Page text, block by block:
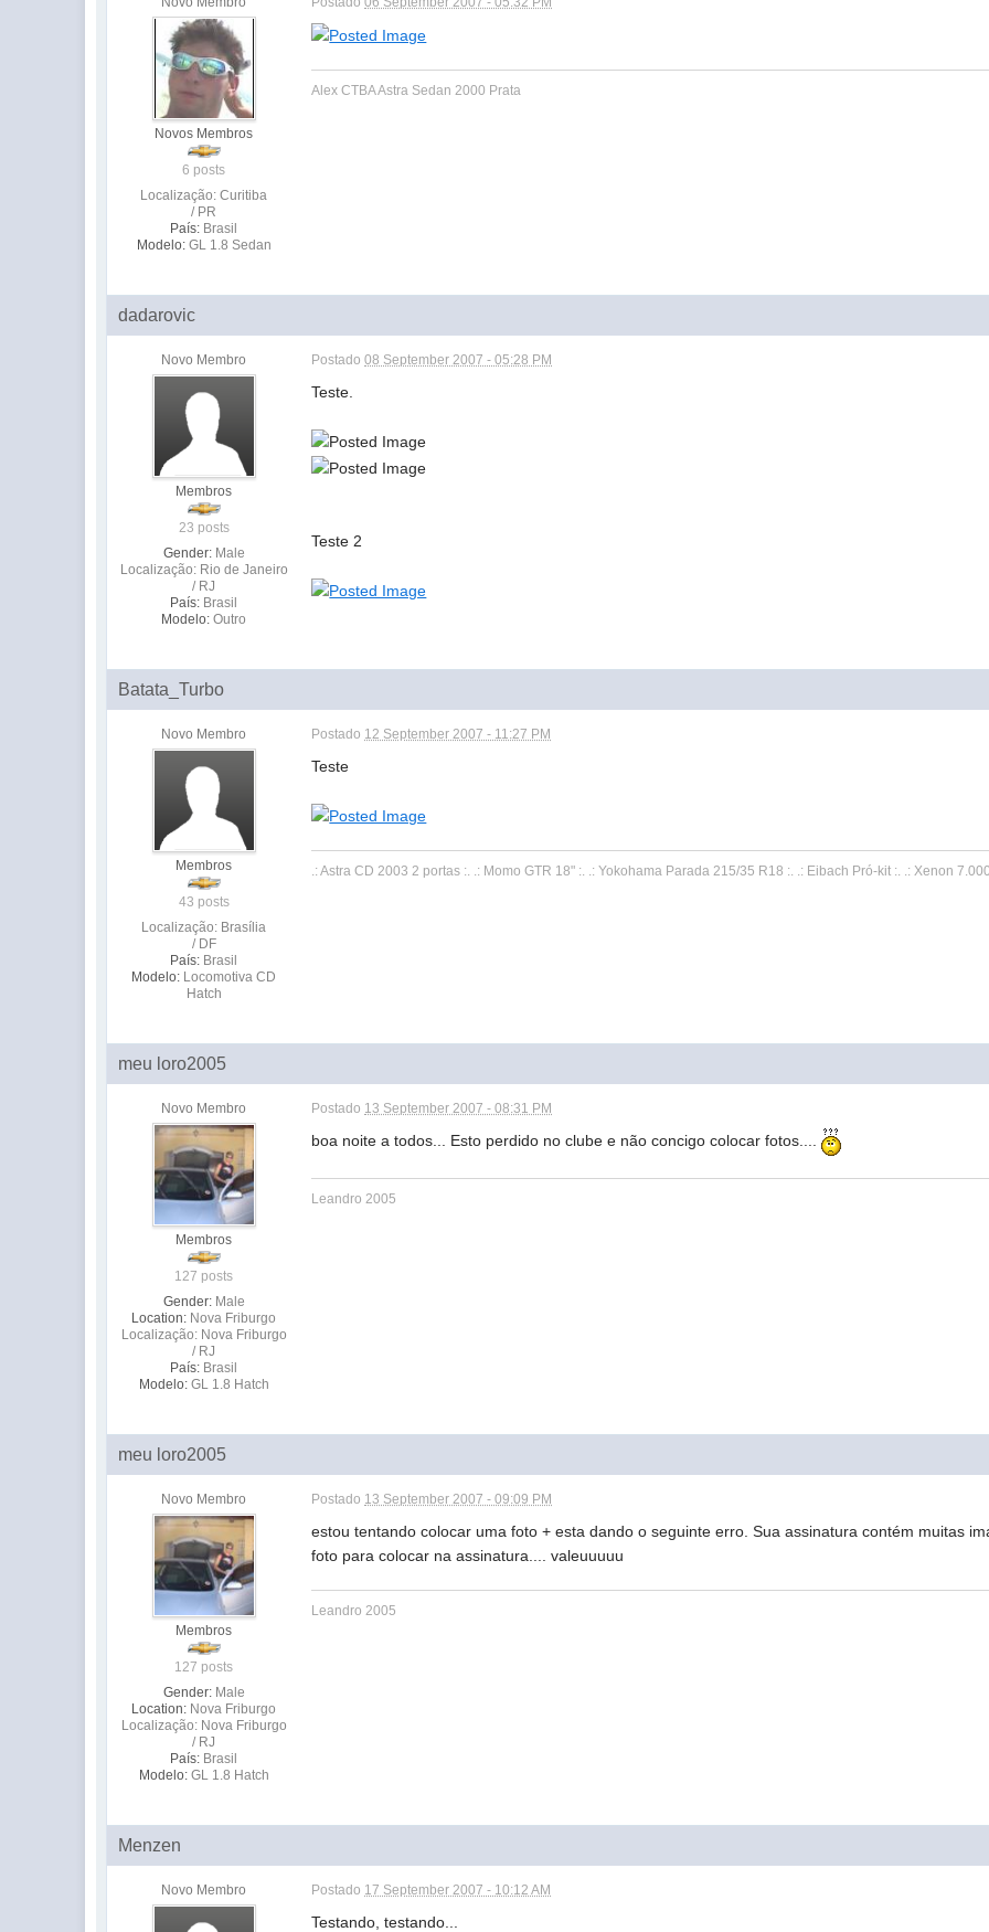
Novos Membros
6 posts
Localização: Curitiba
/ PR
País: Brasil
Modelo: GL 1.8 Sedan
Alex CTBA Astra Sedan 2000 Prata
dadarovic
Novo Membro
Membros
23 posts
Gender: Male
Localização: Rio de Janeiro
/ RJ
País: Brasil
Modelo: Outro
Postado08 September 2007 - 05:28 PM
Teste.
Teste 2
Batata_Turbo
Novo Membro
Membros
43 posts
Localização: Brasília
/ DF
País: Brasil
Modelo: Locomotiva CD
Hatch
Postado 12 September 2007 - 11:27 PM
Teste
.: Astra CD 2003 2 portas :. .: Momo GTR 18" :. .: Yokohama Parada 215/35 R18 :. .: Eibach Pró-kit :. .: Xenon
meu loro2005
Novo Membro
Membros
127 posts
Gender: Male
Location: Nova Friburgo
Localização: Nova Friburgo
/ RJ
País: Brasil
Modelo: GL 1.8 Hatch
Postado 13 September 2007 - 08:31 PM
boa noite a todos... Esto perdido no clube e não concigo colocar fotos....
Leandro 2005
meu loro2005
Novo Membro
Membros
127 posts
Gender: Male
Location: Nova Friburgo
Localização: Nova Friburgo
/ RJ
País: Brasil
Modelo: GL 1.8 Hatch
Postado 13 September 2007 - 09:09 PM
estou tentando colocar uma foto + esta dando o seguinte erro. Sua assinatura contém muitas
foto para colocar na assinatura.... valeuuuuu
Leandro 2005
Menzen
Novo Membro Postado 17 September 2007 - 10:12 AM
Testando, testando...